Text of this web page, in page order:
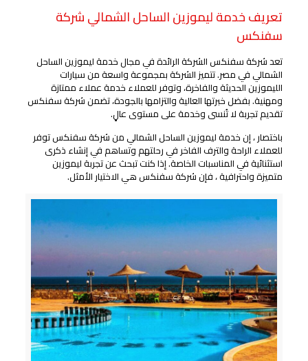
تعريف خدمة ليموزين الساحل الشمالي شركة
سفنكس
تعد شركة سفنكس الشركة الرائدة في مجال خدمة ليموزين الساحل
الشمالي في مصر. تتميز الشركة بمجموعة واسعة من سيارات
الليموزين الحديثة والفاخرة، وتوفر للعملاء خدمة عملاء ممتازة
ومهنية. بفضل خبرتها العالية والتزامها بالجودة، تضمن شركة سفنكس
تقديم تجربة لا تُنسى وخدمة على مستوى عالٍ.
باختصار ، إن خدمة ليموزين الساحل الشمالي من شركة سفنكس توفر
للعملاء الراحة والترف الفاخر في رحلتهم وتساهم في إنشاء ذكرى
استثنائية في المناسبات الخاصة. إذا كنت تبحث عن تجربة ليموزين
متميزة واحترافية ، فإن شركة سفنكس هي الاختيار الأمثل.